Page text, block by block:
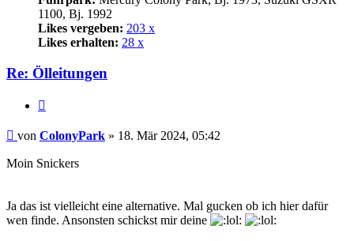
1100, Bj. 1992
Likes vergeben: 203 x
Likes erhalten: 28 x
Re: Ölleitungen
Beitrag
von ColonyPark » 18. Mär 2024, 05:42
Moin Snickers
Ja das ist vielleicht eine alternative. Mal gucken ob ich hier dafür
wen finde. Ansonsten schickst mir deine